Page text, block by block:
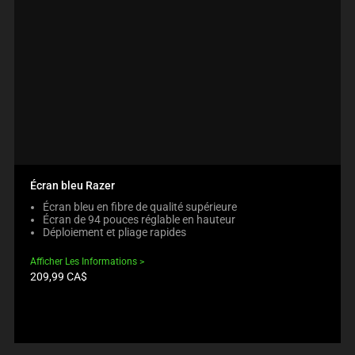
Écran bleu Razer
Écran bleu en fibre de qualité supérieure
Écran de 94 pouces réglable en hauteur
Déploiement et pliage rapides
Afficher Les Informations
Prix
209,99 CA$